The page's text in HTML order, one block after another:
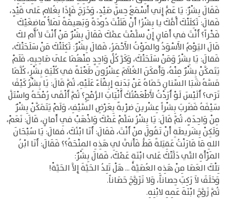
فَقَالَ بِشْرٌ: يَا عَمُّ إِني أَسْمَعُ حِسَّ صَيْدٍ، وَخَرَجَ فَإِذَا بِغُلامٍ عَلى قَيْدٍ،
فَقالَ: ثَكِلَتْكَ أُمُّكَ يا بِشْرُ! أَنْ قَتَلْتَ دُودَةً وَبَهِيمَةً تمَلأُ ماضِغَيْكَ
فَخْراً؟ أَنْتَ في أَمَانٍ إِنْ سلَّمْتَ عمَّكَ فَقَالَ بِشْرٌ مَنْ أَنْتَ لا ُأَّم لكَ
قَالَ اليَوْمُ الأَسْوَدُ والمَوْتُ الأَحْمَرُ، فَقالَ بِشْرٌ: ثَكِلَتْكَ مَنْ سَلَحَتْكَ،
فَقالَ: يَا بِشْرُ وَمَنْ سَلَحَتْكَ، وَكَرَّ كُلُّ وَاحِدٍ مِنْهُمَا علَى صَاحِبِهِ، فَلَمْ
يَتَمكَّنْ بِشْرٌ مِنْهُ، وَأَمكَنَ الغُلاَمَ عِشْرُونَ طَعْنَةً في كُلْيَةِ بِشْرٍ، كُلَّمَا
مَسَّهُ شَبَا السِّنانِ حَمَاهُ عَنْ بَدَنِهِ إبِقْاَءً عَلَيْهِ، ثُمَّ قَالَ: يَا بِشْرُ كَيْفَ
تَرَى؟ أَلَيْسَ لَوْ أَرَدْتُ لأَطْعَمْتُكَ أَنْيَابَ الرُّمْحِ؟ ثُمَّ أَلْقَى رُمْحَهُ واسْتَلَّ
سَيْفَهُ فَضَربَ بِشْراً عِشْرينَ ضرْبةً بِعَرْضِ السَّيْفِ، وَلَمْ يَتَمَكَّنْ بِشْرٌ
مِنْ وَاحِدَةٍ، ثُمَّ قَالَ: يَا بِشْرُ سَلِّمْ عَمَّكَ وَاذْهَبْ فِي أَمانٍ، قَالَ: نَعَمْ،
وَلَكِنْ بِشَريطَةِ أَنْ تَقُولَ منْ أَنْتَ، فَقَالَ: أَنَا ابْنُكَ، فقالَ: يَا سُبْحَانَ
اللهِ مَا قَارَنْتُ عَقِيَلةً قَطُّ فَأَنَّى لِي هَذِهِ المِنْحَةُ؟؟ فَقَالَ: أَنَا ابْنُ
المَرْأَةِ التِّي دَلَّتْكَ عَلى ابْنَةِ عَمِّكَ، فَقالَ بِشْرٌ:
تِلْكَ العَصَا مِنْ هَذِهِ العُصَيَّةْ ... هَلْ تَلِدُ الحَيَّةَ إِلاَّ الحَيَّةْ!
وَحَلَفَ لاَ رَكِبَ حِصاناً، وَلا تَزَوَّجَ حَصَاناً.
ثُمَّ زَوَّجَ ابْنَةَ عَمِهِ لابْنِهِ.